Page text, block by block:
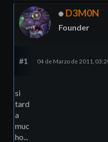
D3M0N
Founder
#1 04 de Marzo de 2011,
si
tard
a
muc
ho...